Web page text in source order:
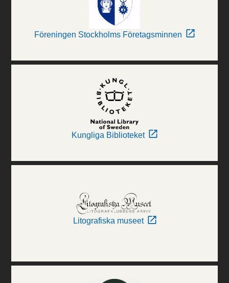
Föreningen Stockholms Företagsminnen
Kungliga Biblioteket
Litografiska museet